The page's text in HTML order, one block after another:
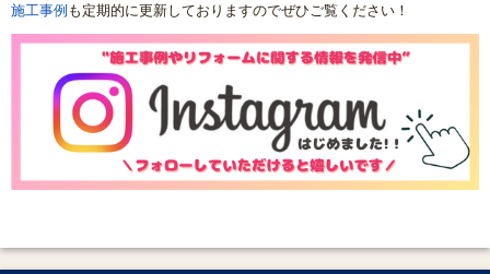
施工事例 も定期的に更新しておりますのでぜひご覧ください！